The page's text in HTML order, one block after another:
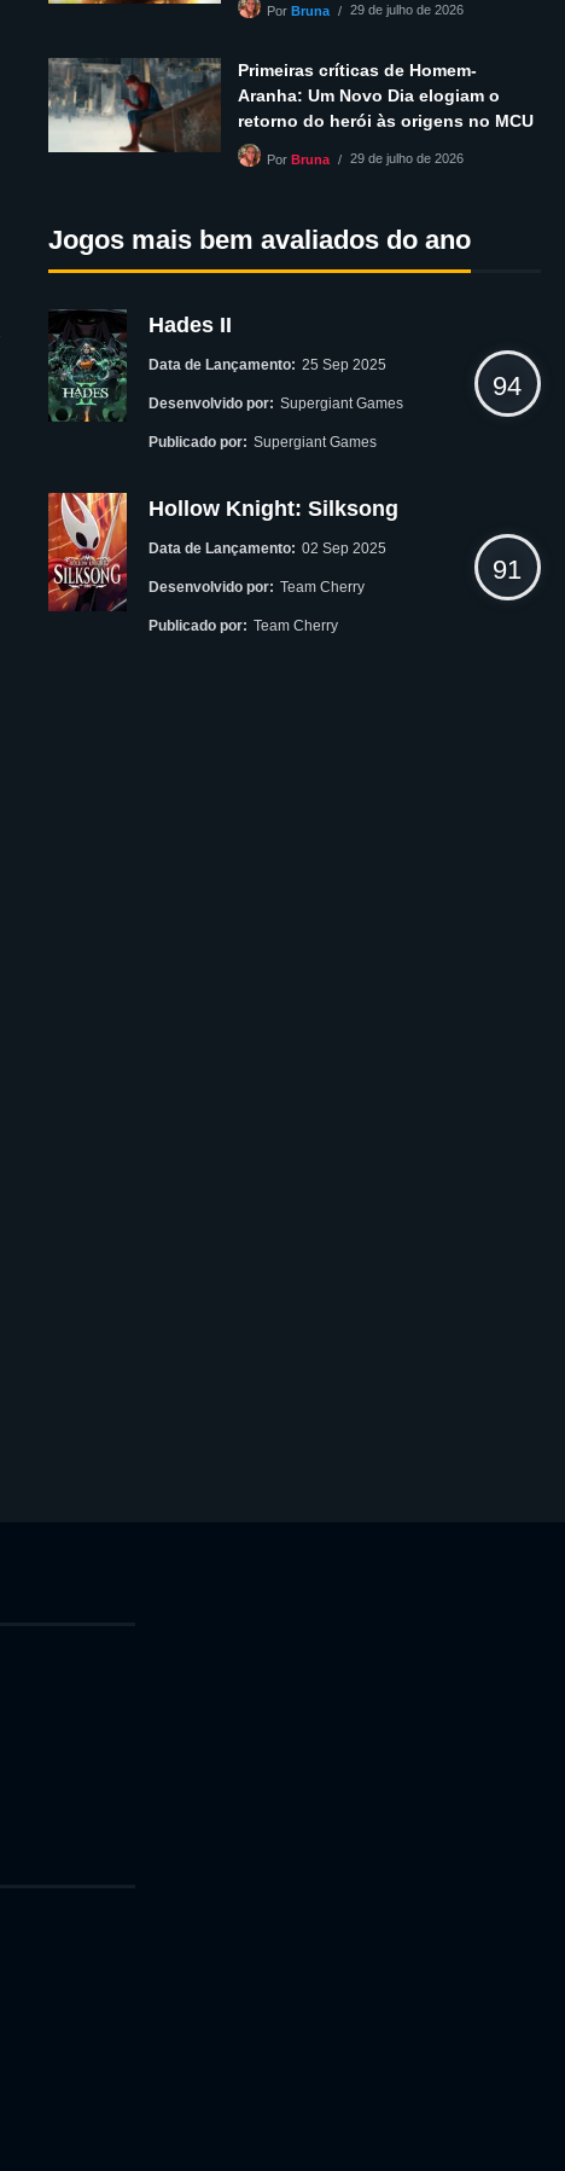
PorBruna 29 de julho de 2026
Primeiras críticas de Homem-
Aranha: Um Novo Dia elogiam o
retorno do herói às origens no MCU
PorBruna 29 de julho de 2026
Jogos mais bem avaliados do ano
Hades II
Data de Lançamento: 25 Sep 2025
Desenvolvido por: Supergiant Games
Publicado por: Supergiant Games
94
Hollow Knight: Silksong
Data de Lançamento: 02 Sep 2025
Desenvolvido por: Team Cherry
Publicado por: Team Cherry
91